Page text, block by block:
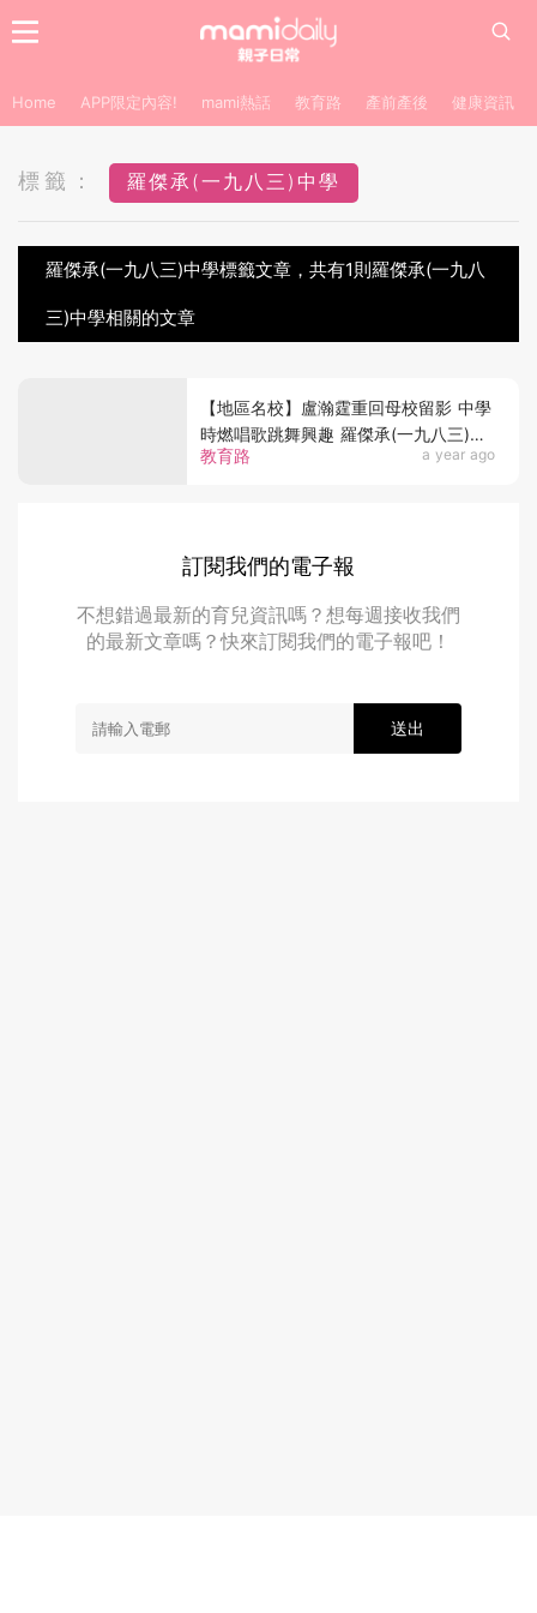
Home APP限定內容! mami熱話 教育路 產前產後 健康資訊
標籤： 羅傑承(一九八三)中學
羅傑承(一九八三)中學標籤文章，共有1則羅傑承(一九八
三)中學相關的文章
教育路 a year ago
【地區名校】盧瀚霆重回母校留影 中學
時燃唱歌跳舞興趣 羅傑承(一九八三)中
學 葵青區前列
訂閱我們的電子報
不想錯過最新的育兒資訊嗎？想每週接收我們
的最新文章嗎？快來訂閱我們的電子報吧！
送出